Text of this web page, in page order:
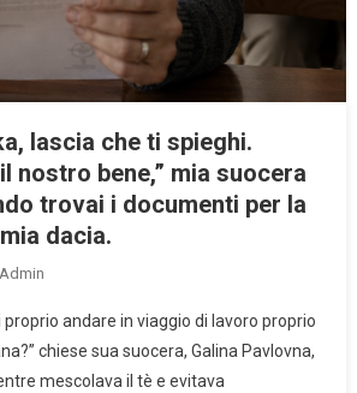
lascia che ti spieghi.
nostro bene,” mia suocera
trovai i documenti per la
dacia.
Admin
proprio andare in viaggio di lavoro proprio
chiese sua suocera, Galina Pavlovna,
mescolava il tè e evitava